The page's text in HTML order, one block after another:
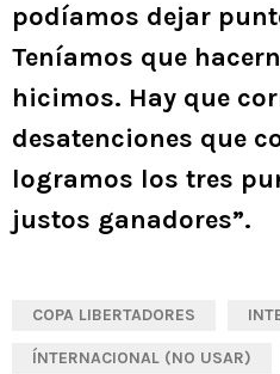
podíamos dejar
Teníamos que
hicimos. Hay que
desatenciones que
logramos los tres
justos ganadores”.
COPA LIBERTADORES
ÍNTERNACIONAL (NO USAR)